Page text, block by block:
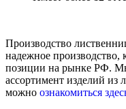
Производство
надежное производство,
позиции на рынке РФ.
ассортимент изделий из
можно ознакомиться